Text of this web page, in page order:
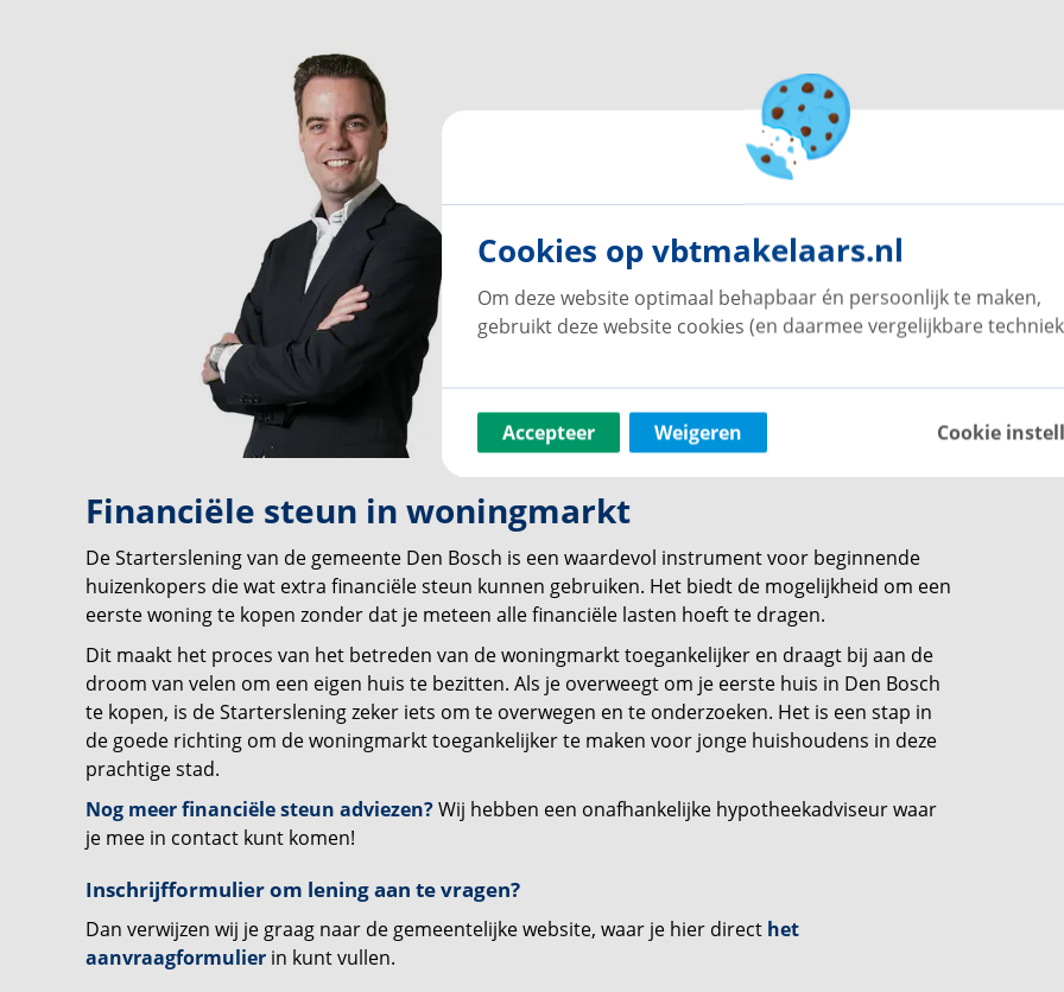
Financiële steun in woningmarkt
De Starterslening van de gemeente Den Bosch is een waardevol instrument voor beginnende
huizenkopers die wat extra financiële steun kunnen gebruiken. Het biedt de mogelijkheid om een
eerste woning te kopen zonder dat je meteen alle financiële lasten hoeft te dragen.
Dit maakt het proces van het betreden van de woningmarkt toegankelijker en draagt bij aan de
droom van velen om een eigen huis te bezitten. Als je overweegt om je eerste huis in Den Bosch
te kopen, is de Starterslening zeker iets om te overwegen en te onderzoeken. Het is een stap in
de goede richting om de woningmarkt toegankelijker te maken voor jonge huishoudens in deze
prachtige stad.
Nog meer financiële steun adviezen?Wij hebben een onafhankelijke hypotheekadviseur waar
je mee in contact kunt komen!
Inschrijfformulier om lening aan te vragen?
Dan verwijzen wij je graag naar de gemeentelijke website, waar je hier direct het
aanvraagformulier in kunt vullen.
Cookies op vbtmakelaars.nl
Om deze website optimaal behapbaar én persoonlijk te maken,
gebruikt deze website cookies (en daarmee vergelijkbare
Accepteer Weigeren Cookie